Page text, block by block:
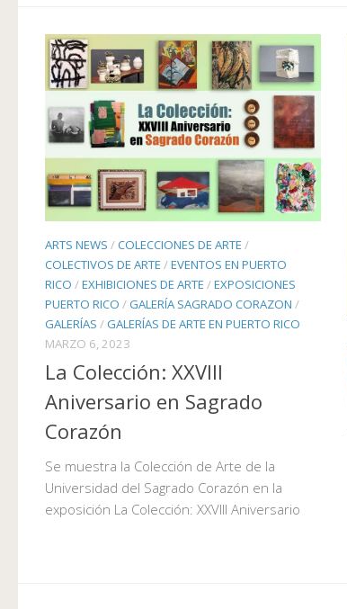
ARTS NEWS /COLECCIONES DE ARTE /
COLECTIVOS DE ARTE /EVENTOS EN PUERTO
RICO /EXHIBICIONES DE ARTE /EXPOSICIONES
PUERTO RICO / GALERÍA SAGRADO CORAZON /
GALERÍAS / GALERÍAS DE ARTE EN PUERTO RICO
MARZO 6, 2023
La Colección: XXVIII
Aniversario en Sagrado
Corazón
Se muestra la Colección de Arte de la
Universidad del Sagrado Corazón en la
exposición La Colección: XXVIII Aniversario